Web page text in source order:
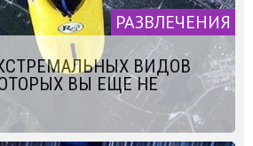
РАЗВЛЕЧЕНИЯ
ВИДОВ
ВЫ ЕЩЕ НЕ